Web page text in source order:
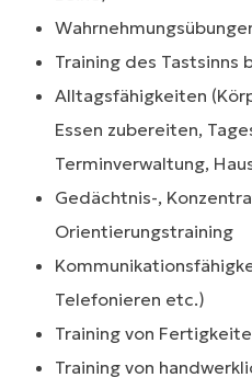
Training des Tastsinns
Alltagsfähigkeiten
Essen zubereiten,
Terminverwaltung,
Gedächtnis-,
Orientierungstraining
Telefonieren etc.)
Training von
Training von